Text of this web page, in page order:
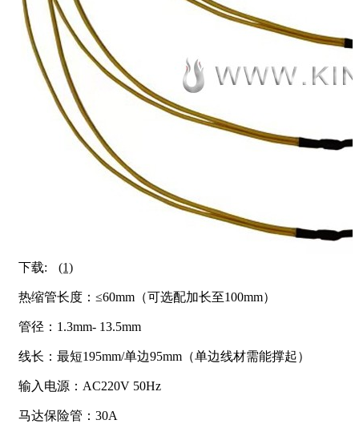
下载: (1)
热缩管长度：≤60mm（可选配加长至100mm）
管径：1.3mm- 13.5mm
线长：最短195mm/单边95mm（单边线材需能撑起）
输入电源：AC220V 50Hz
马达保险管：30A